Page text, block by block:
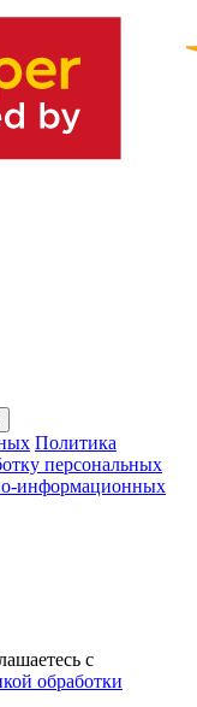
Политика
персональных
информационных
с
обработки